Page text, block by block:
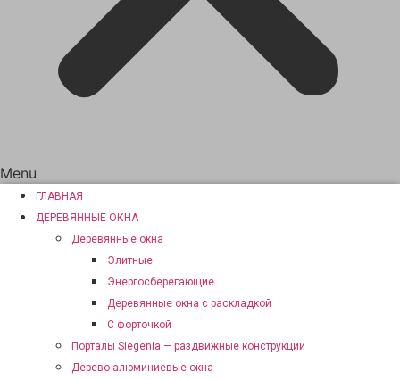
Menu
ГЛАВНАЯ
ДЕРЕВЯННЫЕ ОКНА
Деревянные окна
Элитные
Энергосберегающие
Деревянные окна с раскладкой
С форточкой
Порталы Siegenia — раздвижные конструкции
Дерево-алюминиевые окна